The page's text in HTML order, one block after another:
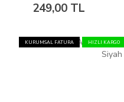
249,00 TL
KURUMSAL FATURA HIZLI KARGO